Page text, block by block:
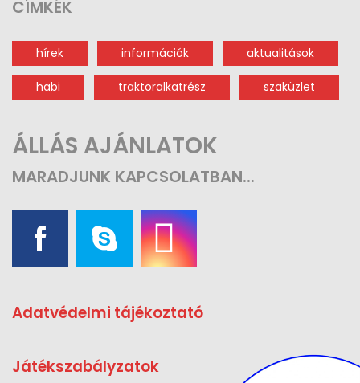
CÍMKÉK
hírek információk aktualitások
habi traktoralkatrész szaküzlet
ÁLLÁS AJÁNLATOK
MARADJUNK KAPCSOLATBAN...
Adatvédelmi tájékoztató
Játékszabályzatok